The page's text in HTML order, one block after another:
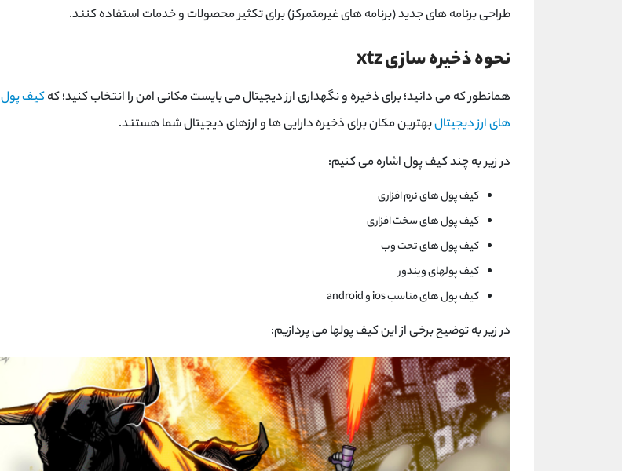
طراحی برنامه های جدید (برنامه های غیرمتمرکز) برای تکثیر محصولات و خدمات استفاده کنند.
نحوه ذخیره سازی xtz
همانطور که می دانید؛ برای ذخیره و نگهداری ارز دیجیتال می بایست مکانی امن را انتخاب کنید؛ کهکیف پول
های ارز دیجیتالبهترین مکان برای ذخیره دارایی ها و ارزهای دیجیتال شما هستند.
در زیر به چند کیف پول اشاره می کنیم:
کیف پول های نرم افزاری
کیف پول های سخت افزاری
کیف پول های تحت وب
کیف پولهای ویندور
کیف پول های مناسب ios و android
در زیر به توضیح برخی از این کیف پولها می پردازیم: